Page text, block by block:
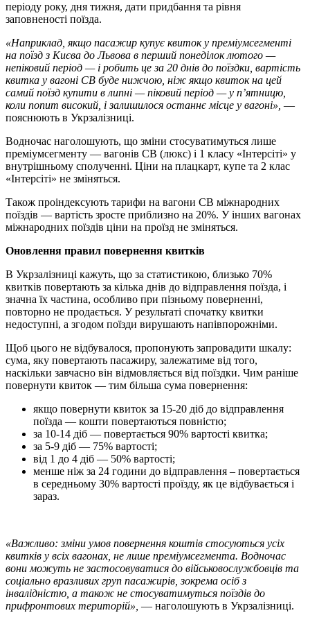
періоду року, дня тижня, дати придбання та рівня
заповненості поїзда.
«Наприклад, якщо пасажир купує квиток у преміумсегменті
на поїзд з Києва до Львова в перший понеділок лютого —
непіковий період — і робить це за 20 днів до поїздки, вартість
квитка у вагоні СВ буде нижчою, ніж якщо квиток на цей
самий поїзд купити в липні — піковий період — у п’ятницю,
коли попит високий, і залишилося останнє місце у вагоні», —
пояснюють в Укрзалізниці.
Водночас наголошують, що зміни стосуватимуться лише
преміумсегменту — вагонів СВ (люкс) і 1 класу «Інтерсіті» у
внутрішньому сполученні. Ціни на плацкарт, купе та 2 клас
«Інтерсіті» не зміняться.
Також проіндексують тарифи на вагони СВ міжнародних
поїздів — вартість зросте приблизно на 20%. У інших вагонах
міжнародних поїздів ціни на проїзд не зміняться.
Оновлення правил повернення квитків
В Укрзалізниці кажуть, що за статистикою, близько 70%
квитків повертають за кілька днів до відправлення поїзда, і
значна їх частина, особливо при пізньому поверненні,
повторно не продається. У результаті спочатку квитки
недоступні, а згодом поїзди вирушають напівпорожніми.
Щоб цього не відбувалося, пропонують запровадити шкалу:
сума, яку повертають пасажиру, залежатиме від того,
наскільки завчасно він відмовляється від поїздки. Чим раніше
повернути квиток — тим більша сума повернення:
якщо повернути квиток за 15-20 діб до відправлення
поїзда — кошти повертаються повністю;
за 10-14 діб — повертається 90% вартості квитка;
за 5-9 діб — 75% вартості;
від 1 до 4 діб — 50% вартості;
менше ніж за 24 години до відправлення – повертається
в середньому 30% вартості проїзду, як це відбувається і
зараз.
«Важливо: зміни умов повернення коштів стосуються усіх
квитків у всіх вагонах, не лише преміумсегмента. Водночас
вони можуть не застосовуватися до військовослужбовців та
соціально вразливих груп пасажирів, зокрема осіб з
інвалідністю, а також не стосуватимуться поїздів до
прифронтових територій», — наголошують в Укрзалізниці.